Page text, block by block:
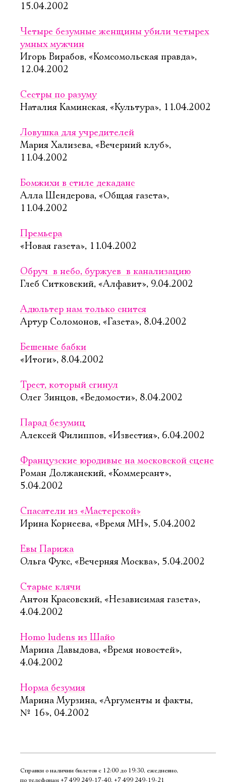
15.04.2002
Четыре безумные женщины убили четырех
умных мужчин
Игорь Вирабов, «Комсомольская правда»,
12.04.2002
Сестры по разуму
Наталия Каминская, «Культура», 11.04.2002
Ловушка для учредителей
Мария Хализева, «Вечерний клуб»,
11.04.2002
Бомжихи в стиле декаданс
Алла Шендерова, «Общая газета»,
11.04.2002
Премьера
«Новая газета», 11.04.2002
Обруч  в небо, буржуев  в канализацию
Глеб Ситковский, «Алфавит», 9.04.2002
Адюльтер нам только снится
Артур Соломонов, «Газета», 8.04.2002
Бешеные бабки
«Итоги», 8.04.2002
Трест, который сгинул
Олег Зинцов, «Ведомости», 8.04.2002
Парад безумиц
Алексей Филиппов, «Известия», 6.04.2002
Французские юродивые на московской сцене
Роман Должанский, «Коммерсант»,
5.04.2002
Спасатели из «Мастерской»
Ирина Корнеева, «Время МН», 5.04.2002
Евы Парижа
Ольга Фукс, «Вечерняя Москва», 5.04.2002
Старые клячи
Антон Красовский, «Независимая газета»,
4.04.2002
Homo ludens из Шайо
Марина Давыдова, «Время новостей»,
4.04.2002
Норма безумия
Марина Мурзина, «Аргументы и факты,
№ 16», 04.2002
Справки о наличии билетов с 12:00 до 19:30, ежедневно,
по телефонам +7 499 249‑17‑40, +7 499 249‑19‑21